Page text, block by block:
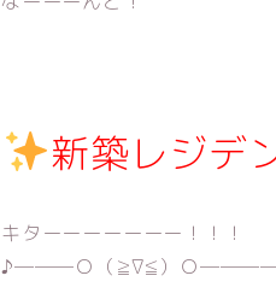
新築レジデ
キターーーーーーー！！！
♪───Ｏ（≧∇≦）Ｏ